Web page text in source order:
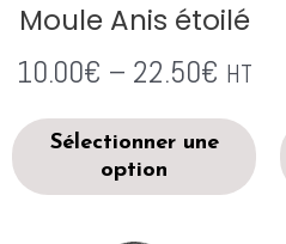
Moule Anis étoilé
10.00€ – 22.50€ HT
Sélectionner une
option